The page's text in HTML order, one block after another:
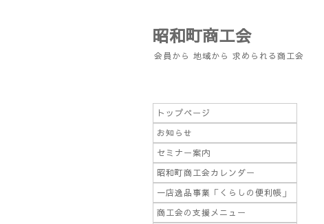
昭和町商工会
会員から 地域から 求められる商工会
トップページ
お知らせ
セミナー案内
昭和町商工会カレンダー
一店逸品事業「くらしの便利帳」
商工会の支援メニュー